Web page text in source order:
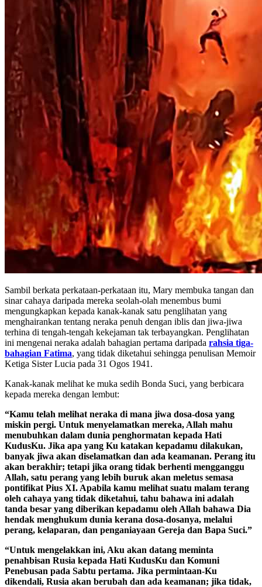
Sambil berkata perkataan-perkataan itu, Mary membuka tangan dan
sinar cahaya daripada mereka seolah-olah menembus bumi
mengungkapkan kepada kanak-kanak satu penglihatan yang
menghairankan tentang neraka penuh dengan iblis dan jiwa-jiwa
terhina di tengah-tengah kekejaman tak terbayangkan. Penglihatan
ini mengenai neraka adalah bahagian pertama daripada rahsia tiga-
bahagian Fatima, yang tidak diketahui sehingga penulisan Memoir
Ketiga Sister Lucia pada 31 Ogos 1941.
Kanak-kanak melihat ke muka sedih Bonda Suci, yang berbicara
kepada mereka dengan lembut:
“Kamu telah melihat neraka di mana jiwa dosa-dosa yang
miskin pergi. Untuk menyelamatkan mereka, Allah mahu
menubuhkan dalam dunia penghormatan kepada Hati
KudusKu. Jika apa yang Ku katakan kepadamu dilakukan,
banyak jiwa akan diselamatkan dan ada keamanan. Perang itu
akan berakhir; tetapi jika orang tidak berhenti mengganggu
Allah, satu perang yang lebih buruk akan meletus semasa
pontifikat Pius XI. Apabila kamu melihat suatu malam terang
oleh cahaya yang tidak diketahui, tahu bahawa ini adalah
tanda besar yang diberikan kepadamu oleh Allah bahawa Dia
hendak menghukum dunia kerana dosa-dosanya, melalui
perang, kelaparan, dan penganiayaan Gereja dan Bapa Suci.”
“Untuk mengelakkan ini, Aku akan datang meminta
penahbisan Rusia kepada Hati KudusKu dan Komuni
Penebusan pada Sabtu pertama. Jika permintaan-Ku
dikendali, Rusia akan berubah dan ada keamanan; jika tidak,